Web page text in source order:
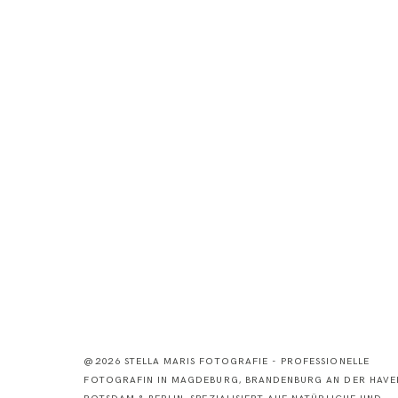
@2026 STELLA MARIS FOTOGRAFIE - PROFESSIONELLE
FOTOGRAFIN IN MAGDEBURG, BRANDENBURG AN DER